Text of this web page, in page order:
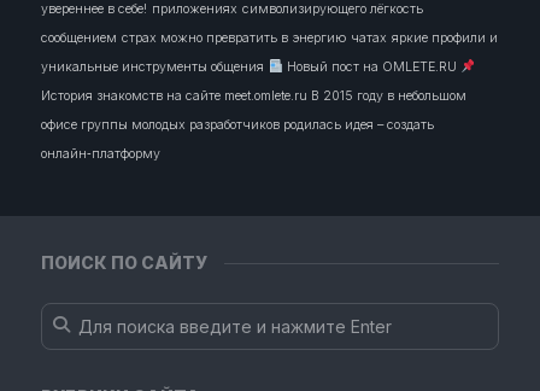
ПОИСК ПО САЙТУ
увереннее в себе! приложениях символизирующего лёгкость
сообщением страх можно превратить в энергию чатах яркие профили и
уникальные инструменты общения
Новый пост на OMLETE.RU
История знакомств на сайте meet.omlete.ru В 2015 году в небольшом
офисе группы молодых разработчиков родилась идея – создать
онлайн‑платформу